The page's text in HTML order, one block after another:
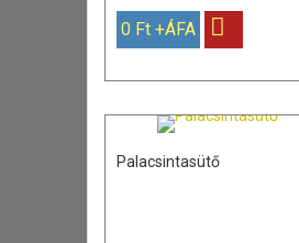
0 Ft +ÁFA
Palacsintasütő